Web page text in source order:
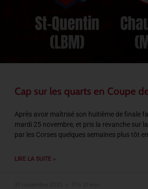
Cap sur les quarts en Coupe
Après avoir maîtrisé son huitième de finale
mardi 25 novembre, et pris la revanche sur
par les Corses quelques semaines plus tôt en
LIRE LA SUITE »